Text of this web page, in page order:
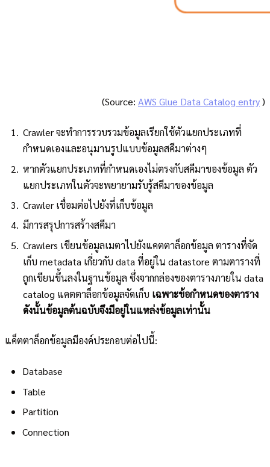
(Source: AWS Glue Data Catalog entry)
Crawler จะทำการรวบรวมข้อมูลเรียกใช้ตัวแยกประเภทที่
กำหนดเองและอนุมานรูปแบบข้อมูลสคีมาต่างๆ
หากตัวแยกประเภทที่กำหนดเองไม่ตรงกับสคีมาของข้อมูล ตัว
แยกประเภทในตัวจะพยายามรับรู้สคีมาของข้อมูล
Crawler เชื่อมต่อไปยังที่เก็บข้อมูล
มีการสรุปการสร้างสคีมา
Crawlers เขียนข้อมูลเมตาไปยังแคตตาล็อกข้อมูล ตารางที่จัด
เก็บ metadata เกี่ยวกับ data ที่อยู่ใน datastore ตามตารางที่
ถูกเขียนขึ้นลงในฐานข้อมูล ซึ่งจากกล่องของตารางภายใน data
catalog แคตตาล็อกข้อมูลจัดเก็บ เฉพาะข้อกำหนดของตาราง
ดังนั้นข้อมูลต้นฉบับจึงมีอยู่ในแหล่งข้อมูลเท่านั้น
แค็ตตาล็อกข้อมูลมีองค์ประกอบต่อไปนี้:
Database
Table
Partition
Connection